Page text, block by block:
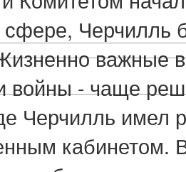
Черчилль
важные
войны - чаще
Черчилль
кабинетом.